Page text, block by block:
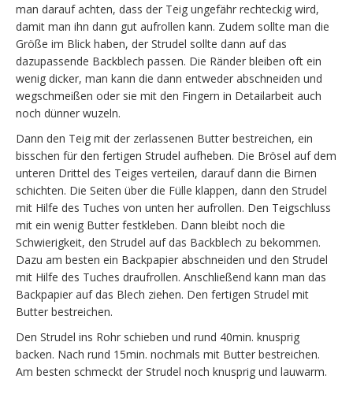
man darauf achten, dass der Teig ungefähr rechteckig wird,
damit man ihn dann gut aufrollen kann. Zudem sollte man die
Größe im Blick haben, der Strudel sollte dann auf das
dazupassende Backblech passen. Die Ränder bleiben oft ein
wenig dicker, man kann die dann entweder abschneiden und
wegschmeißen oder sie mit den Fingern in Detailarbeit auch
noch dünner wuzeln.
Dann den Teig mit der zerlassenen Butter bestreichen, ein
bisschen für den fertigen Strudel aufheben. Die Brösel auf dem
unteren Drittel des Teiges verteilen, darauf dann die Birnen
schichten. Die Seiten über die Fülle klappen, dann den Strudel
mit Hilfe des Tuches von unten her aufrollen. Den Teigschluss
mit ein wenig Butter festkleben. Dann bleibt noch die
Schwierigkeit, den Strudel auf das Backblech zu bekommen.
Dazu am besten ein Backpapier abschneiden und den Strudel
mit Hilfe des Tuches draufrollen. Anschließend kann man das
Backpapier auf das Blech ziehen. Den fertigen Strudel mit
Butter bestreichen.
Den Strudel ins Rohr schieben und rund 40min. knusprig
backen. Nach rund 15min. nochmals mit Butter bestreichen.
Am besten schmeckt der Strudel noch knusprig und lauwarm.